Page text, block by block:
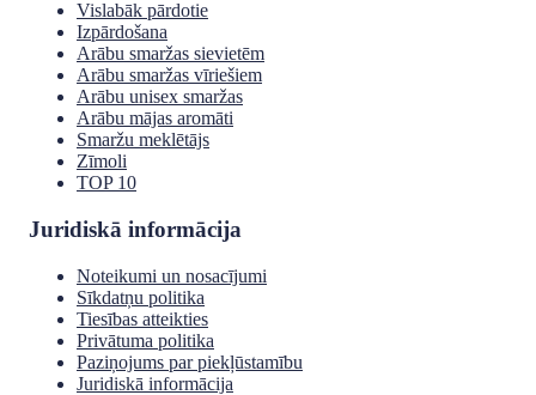
Vislabāk pārdotie
Izpārdošana
Arābu smaržas sievietēm
Arābu smaržas vīriešiem
Arābu unisex smaržas
Arābu mājas aromāti
Smaržu meklētājs
Zīmoli
TOP 10
Juridiskā informācija
Noteikumi un nosacījumi
Sīkdatņu politika
Tiesības atteikties
Privātuma politika
Paziņojums par piekļūstamību
Juridiskā informācija